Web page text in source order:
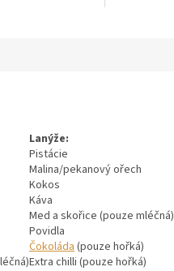
Lanýže:
Pistácie
Malina/pekanový ořech
Kokos
Káva
Med a skořice (pouze mléčná)
Povidla
Čokoláda (pouze hořká)
Extra chilli (pouze hořká)